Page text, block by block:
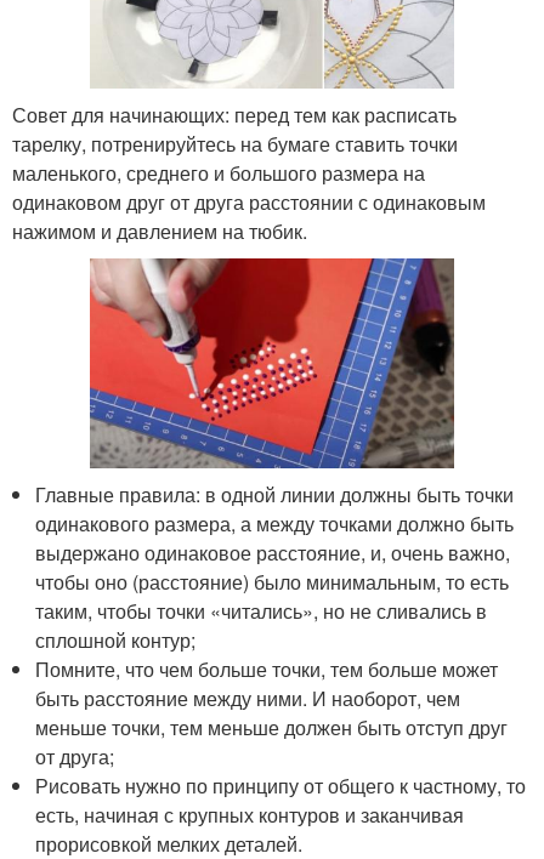
Совет для начинающих: перед тем как расписать
тарелку, потренируйтесь на бумаге ставить точки
маленького, среднего и большого размера на
одинаковом друг от друга расстоянии с одинаковым
нажимом и давлением на тюбик.
Главные правила: в одной линии должны быть точки
одинакового размера, а между точками должно быть
выдержано одинаковое расстояние, и, очень важно,
чтобы оно (расстояние) было минимальным, то есть
таким, чтобы точки «читались», но не сливались в
сплошной контур;
Помните, что чем больше точки, тем больше может
быть расстояние между ними. И наоборот, чем
меньше точки, тем меньше должен быть отступ друг
от друга;
Рисовать нужно по принципу от общего к частному, то
есть, начиная с крупных контуров и заканчивая
прорисовкой мелких деталей.